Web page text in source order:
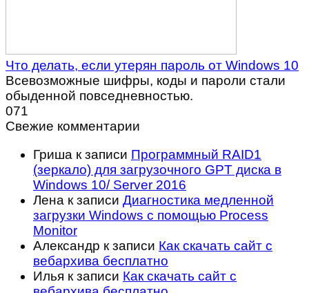
Что делать, если утерян пароль от Windows 10
Всевозможные шифры, коды и пароли стали
обыденной повседневностью.
071
Свежие комментарии
Гриша к записи Программный RAID1
(зеркало) для загрузочного GPT диска в
Windows 10/ Server 2016
Лена к записи Диагностика медленной
загрузки Windows с помощью Process
Monitor
Александр к записи Как скачать сайт с
вебархива бесплатно
Илья к записи Как скачать сайт с